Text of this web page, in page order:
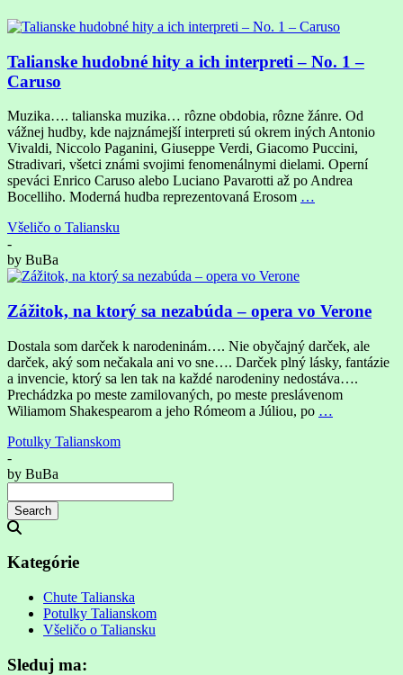
Talianske hudobné hity a ich interpreti – No. 1 –
Caruso
Muzika…. talianska muzika… rôzne obdobia, rôzne žánre. Od
vážnej hudby, kde najznámejší interpreti sú okrem iných Antonio
Vivaldi, Niccolo Paganini, Giuseppe Verdi, Giacomo Puccini,
Stradivari, všetci známi svojimi fenomenálnymi dielami. Operní
speváci Enrico Caruso alebo Luciano Pavarotti až po Andrea
Bocelliho. Moderná hudba reprezentovaná Erosom …
Všeličo o Taliansku
-
by BuBa
Zážitok, na ktorý sa nezabúda – opera vo Verone
Dostala som darček k narodeninám…. Nie obyčajný darček, ale
darček, aký som nečakala ani vo sne…. Darček plný lásky, fantázie
a invencie, ktorý sa len tak na každé narodeniny nedostáva….
Prechádzka po meste zamilovaných, po meste preslávenom
Wiliamom Shakespearom a jeho Rómeom a Júliou, po …
Potulky Talianskom
-
by BuBa
Search
in
progress
Kategórie
Chute Talianska
Potulky Talianskom
Všeličo o Taliansku
Sleduj ma: